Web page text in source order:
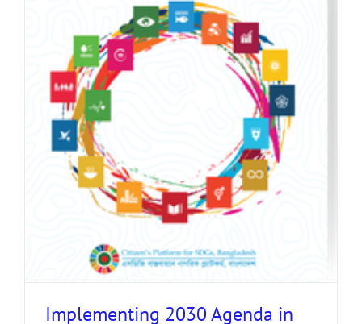
Implementing 2030 Agenda in